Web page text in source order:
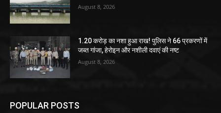
August 8, 2026
1.20 करोड़ का नशा हुआ राख! पुलिस ने 66 प्रकरणों में
जब्त गांजा, हेरोइन और नशीली दवाएं की नष्ट
August 8, 2026
POPULAR POSTS